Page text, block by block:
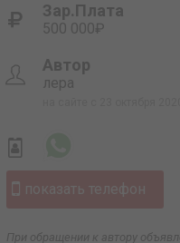
Зар.плата
500 000₽
Автор
лера
показать телефон
При обращении к автору